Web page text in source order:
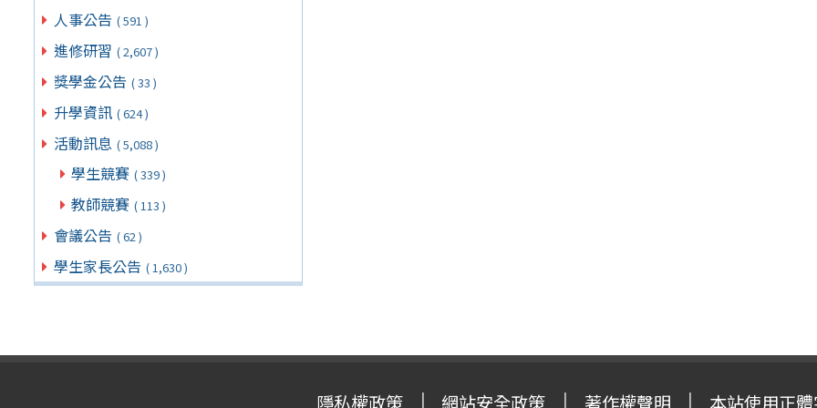
人事公告 ( 591 )
進修研習 ( 2,607 )
獎學金公告 ( 33 )
升學資訊 ( 624 )
活動訊息 ( 5,088 )
學生競賽 ( 339 )
教師競賽 ( 113 )
會議公告 ( 62 )
學生家長公告 ( 1,630 )
隱私權政策 網站安全政策 著作權聲明 本站使用正